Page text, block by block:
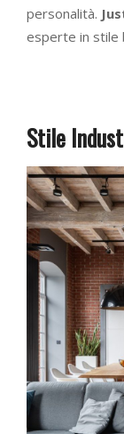
personalità.
esperte in stile
Stile